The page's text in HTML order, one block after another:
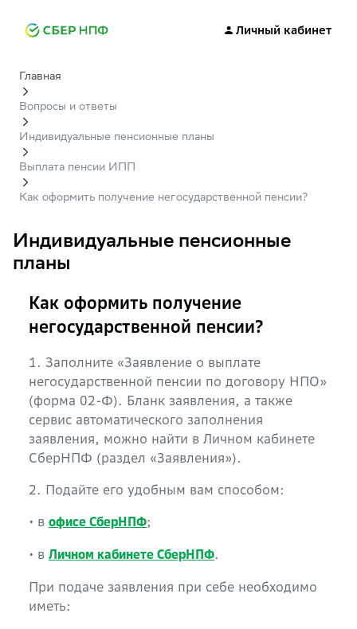
Личный кабинет
Главная
Вопросы и ответы
Индивидуальные пенсионные планы
Выплата пенсии ИПП
Как оформить получение негосударственной пенсии?
Индивидуальные пенсионные
планы
Как оформить получение
негосударственной пенсии?
1. Заполните «Заявление о выплате
негосударственной пенсии по договору НПО»
(форма 02-Ф). Бланк заявления, а также
сервис автоматического заполнения
заявления, можно найти в Личном кабинете
СберНПФ (раздел «Заявления»).
2. Подайте его удобным вам способом:
• в офисе СберНПФ;
• в Личном кабинете СберНПФ.
При подаче заявления при себе необходимо
иметь: